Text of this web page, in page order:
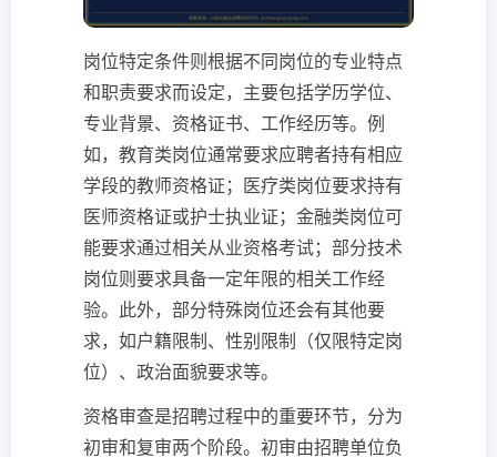
岗位特定条件则根据不同岗位的专业特点
和职责要求而设定，主要包括学历学位、
专业背景、资格证书、工作经历等。例
如，教育类岗位通常要求应聘者持有相应
学段的教师资格证；医疗类岗位要求持有
医师资格证或护士执业证；金融类岗位可
能要求通过相关从业资格考试；部分技术
岗位则要求具备一定年限的相关工作经
验。此外，部分特殊岗位还会有其他要
求，如户籍限制、性别限制（仅限特定岗
位）、政治面貌要求等。
资格审查是招聘过程中的重要环节，分为
初审和复审两个阶段。初审由招聘单位负